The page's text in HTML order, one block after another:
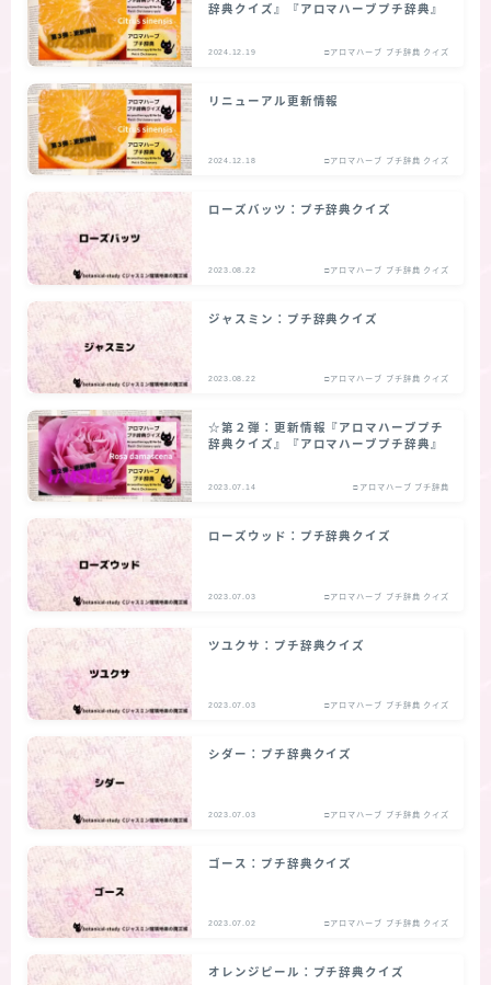
辞典クイズ』『アロマハーブプチ辞典』
2024.12.19 □アロマハーブ プチ辞典 クイズ
リニューアル更新情報
2024.12.18 □アロマハーブ プチ辞典 クイズ
ローズバッツ：プチ辞典クイズ
2023.08.22 □アロマハーブ プチ辞典 クイズ
ジャスミン：プチ辞典クイズ
2023.08.22 □アロマハーブ プチ辞典 クイズ
☆第２弾：更新情報『アロマハーブプチ
辞典クイズ』『アロマハーブプチ辞典』
2023.07.14 □アロマハーブ プチ辞典
ローズウッド：プチ辞典クイズ
2023.07.03 □アロマハーブ プチ辞典 クイズ
ツユクサ：プチ辞典クイズ
2023.07.03 □アロマハーブ プチ辞典 クイズ
シダー：プチ辞典クイズ
2023.07.03 □アロマハーブ プチ辞典 クイズ
ゴース：プチ辞典クイズ
2023.07.02 □アロマハーブ プチ辞典 クイズ
オレンジピール：プチ辞典クイズ